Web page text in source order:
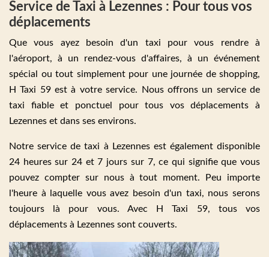
Service de Taxi à Lezennes : Pour tous vos
déplacements
Que vous ayez besoin d'un taxi pour vous rendre à
l'aéroport, à un rendez-vous d'affaires, à un événement
spécial ou tout simplement pour une journée de shopping,
H Taxi 59 est à votre service. Nous offrons un service de
taxi fiable et ponctuel pour tous vos déplacements à
Lezennes et dans ses environs.
Notre service de taxi à Lezennes est également disponible
24 heures sur 24 et 7 jours sur 7, ce qui signifie que vous
pouvez compter sur nous à tout moment. Peu importe
l'heure à laquelle vous avez besoin d'un taxi, nous serons
toujours là pour vous. Avec H Taxi 59, tous vos
déplacements à Lezennes sont couverts.